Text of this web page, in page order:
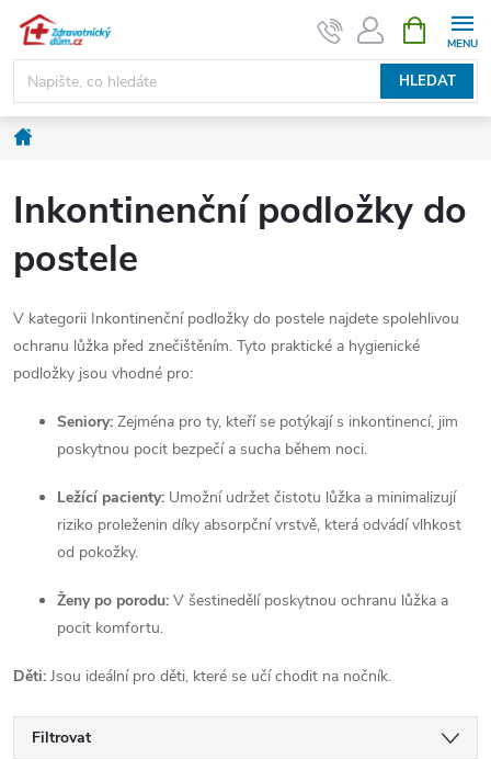
Přejít
obsah
HLEDAT
NÁKUPNÍ
KOŠÍK
Domů
Inkontinenční podložky do
postele
V kategorii Inkontinenční podložky do postele najdete spolehlivou
ochranu lůžka před znečištěním. Tyto praktické a hygienické
podložky jsou vhodné pro:
Seniory: Zejména pro ty, kteří se potýkají s inkontinencí, jim
poskytnou pocit bezpečí a sucha během noci.
Ležící pacienty: Umožní udržet čistotu lůžka a minimalizují
riziko proleženin díky absorpční vrstvě, která odvádí vlhkost
od pokožky.
Ženy po porodu: V šestinedělí poskytnou ochranu lůžka a
pocit komfortu.
Děti: Jsou ideální pro děti, které se učí chodit na nočník.
Filtrovat